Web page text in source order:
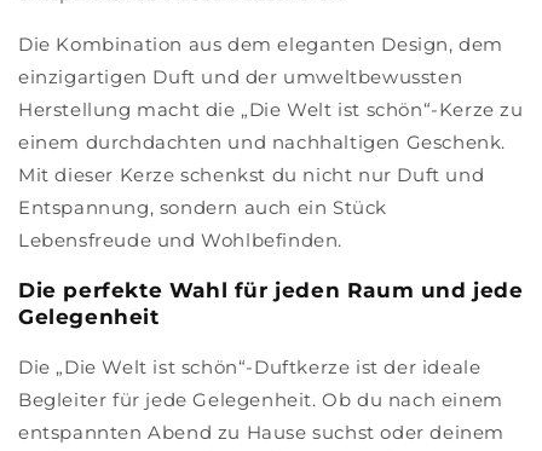
Die Kombination aus dem eleganten Design, dem
einzigartigen Duft und der umweltbewussten
Herstellung macht die „Die Welt ist schön“-Kerze zu
einem durchdachten und nachhaltigen Geschenk.
Mit dieser Kerze schenkst du nicht nur Duft und
Entspannung, sondern auch ein Stück
Lebensfreude und Wohlbefinden.
Die perfekte Wahl für jeden Raum und jede
Gelegenheit
Die „Die Welt ist schön“-Duftkerze ist der ideale
Begleiter für jede Gelegenheit. Ob du nach einem
entspannten Abend zu Hause suchst oder deinem